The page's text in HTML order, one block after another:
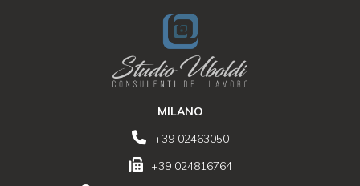
MILANO
+39 02463050
+39 024816764